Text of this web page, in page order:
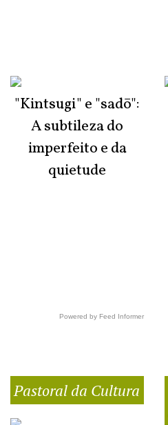
"Kintsugi" e "sadō":
A subtileza do
imperfeito e da
quietude
Powered by Feed Informer
Pastoral da Cultura